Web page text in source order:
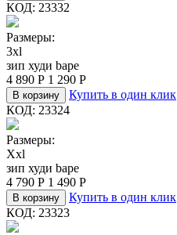
КОД: 23332
Размеры:
3xl
зип худи bape
4 890 Р 1 290 Р
В корзину
Купить в один клик
КОД: 23324
Размеры:
Xxl
зип худи bape
4 790 Р 1 490 Р
В корзину
Купить в один клик
КОД: 23323